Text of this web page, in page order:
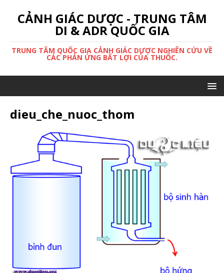
CẢNH GIÁC DƯỢC - TRUNG TÂM
DI & ADR QUỐC GIA
TRUNG TÂM QUỐC GIA CẢNH GIÁC DƯỢC NGHIÊN CỨU VỀ
CÁC PHẢN ỨNG BẤT LỢI CỦA THUỐC.
dieu_che_nuoc_thom